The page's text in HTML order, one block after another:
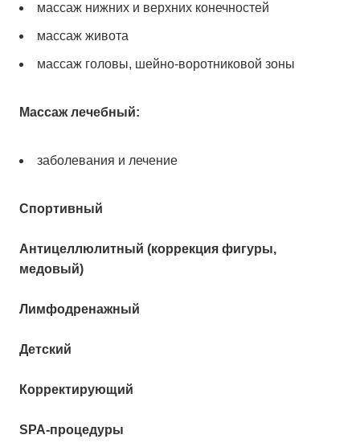
массаж нижних и верхних конечностей
массаж живота
массаж головы, шейно-воротниковой зоны
Массаж лечебный:
заболевания и лечение
Спортивный
Антицеллюлитный (коррекция фигуры,
медовый)
Лимфодренажный
Детский
Корректирующий
SPA-процедуры